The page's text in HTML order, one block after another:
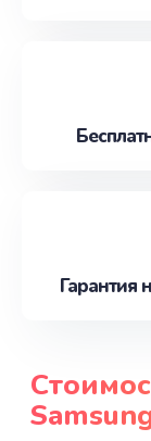
Гарантия